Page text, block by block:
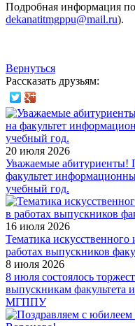
Подробная информация
dekanatitmgppu@mail.ru).
Вернуться
Рассказать друзьям:
20 июля 2026
Уважаемые абитуриенты!
факультет
учебный год.
16 июля 2026
Тематика
работах выпускников
8 июля 2026
8 июля состоялось
выпускникам факультета
МГППУ